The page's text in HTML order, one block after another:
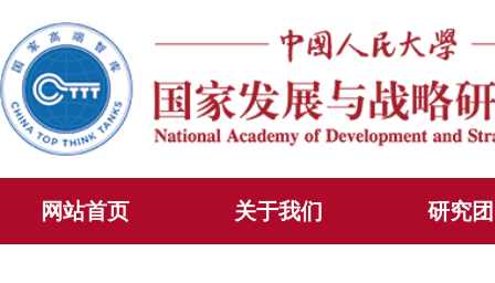
网站首页 关于我们 研究